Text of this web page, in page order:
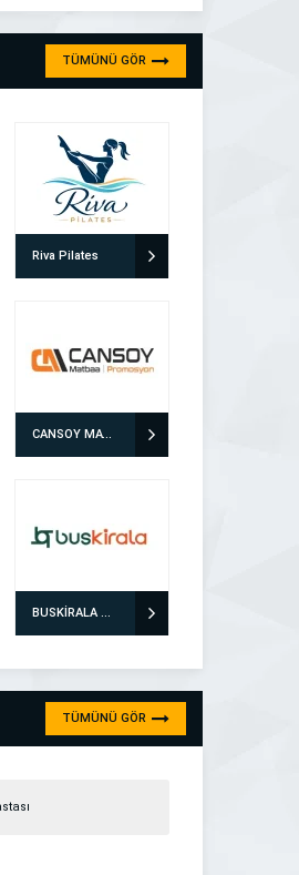
TÜMÜNÜ GÖR
Riva Pilates
CANSOY MATBAA PROMOSYON
BUSKİRALA ULAŞIM ÇÖZÜMLERİ
TÜMÜNÜ GÖR